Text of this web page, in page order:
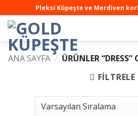
Pleksi Küpeşte ve Merdiven
ANA SAYFA / ÜRÜNLER
FILTRELE